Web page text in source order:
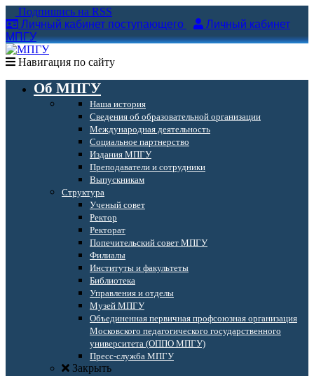
Подпишись на RSS
Личный кабинет поступающего
Личный кабинет
МПГУ
Навигация по сайту
Об МПГУ
Наша история
Сведения об образовательной организации
Международная деятельность
Социальное партнерство
Издания МПГУ
Преподаватели и сотрудники
Выпускникам
Структура
Ученый совет
Ректор
Ректорат
Попечительский совет МПГУ
Филиалы
Институты и факультеты
Библиотека
Управления и отделы
Музей МПГУ
Объединенная первичная профсоюзная организация
Московского педагогического государственного
университета (ОППО МПГУ)
Пресс-служба МПГУ
Закрыть